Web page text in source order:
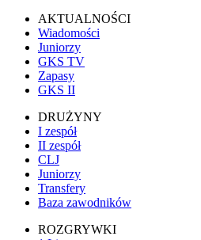
AKTUALNOŚCI
Wiadomości
Juniorzy
GKS TV
Zapasy
GKS II
DRUŻYNY
I zespół
II zespół
CLJ
Juniorzy
Transfery
Baza zawodników
ROZGRYWKI